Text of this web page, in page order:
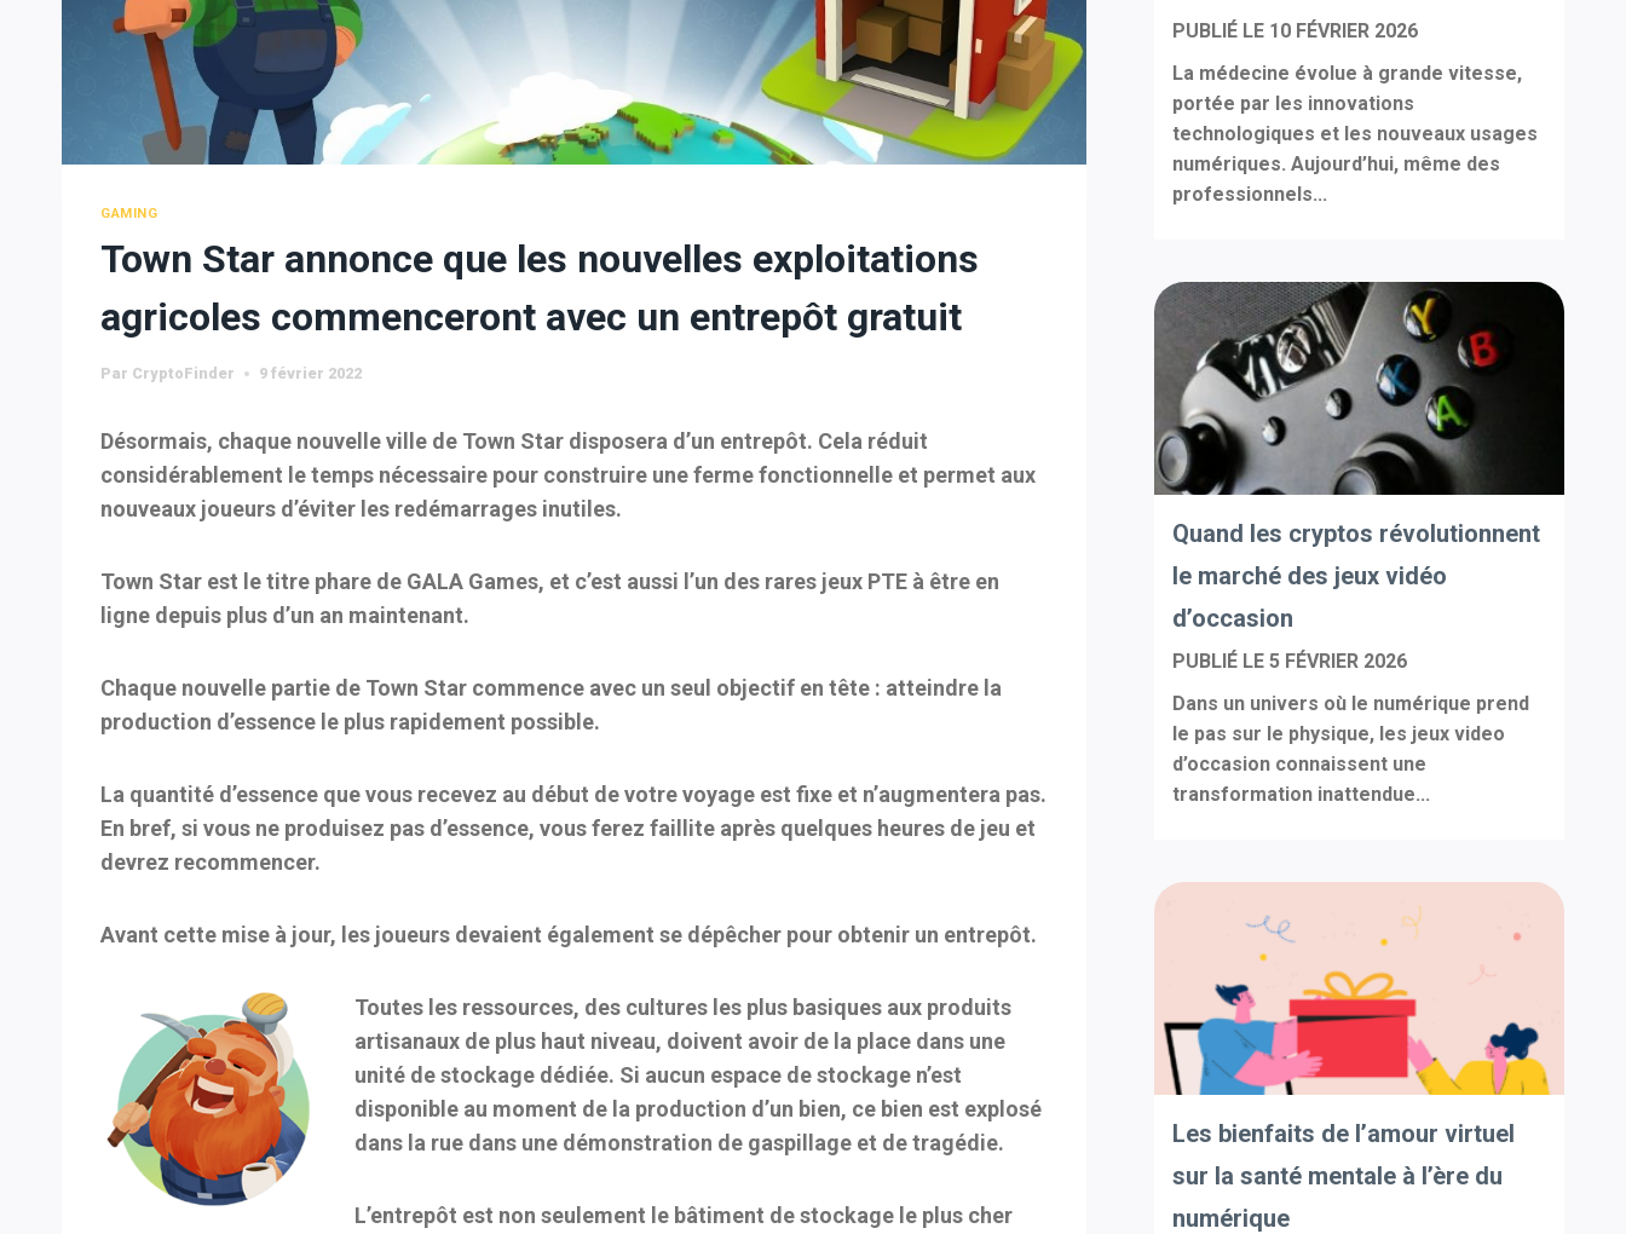
GAMING
Town Star annonce que les nouvelles exploitations
agricoles commenceront avec un entrepôt gratuit
Par CryptoFinder 9 février 2022
Désormais, chaque nouvelle ville de Town Star disposera d’un entrepôt. Cela réduit
considérablement le temps nécessaire pour construire une ferme fonctionnelle et permet aux
nouveaux joueurs d’éviter les redémarrages inutiles.
Town Star est le titre phare de GALA Games, et c’est aussi l’un des rares jeux PTE à être en
ligne depuis plus d’un an maintenant.
Chaque nouvelle partie de Town Star commence avec un seul objectif en tête : atteindre la
production d’essence le plus rapidement possible.
La quantité d’essence que vous recevez au début de votre voyage est fixe et n’augmentera pas.
En bref, si vous ne produisez pas d’essence, vous ferez faillite après quelques heures de jeu et
devrez recommencer.
Avant cette mise à jour, les joueurs devaient également se dépêcher pour obtenir un entrepôt.
Toutes les ressources, des cultures les plus basiques aux produits
artisanaux de plus haut niveau, doivent avoir de la place dans une
unité de stockage dédiée. Si aucun espace de stockage n’est
disponible au moment de la production d’un bien, ce bien est explosé
dans la rue dans une démonstration de gaspillage et de tragédie.
L’entrepôt est non seulement le bâtiment de stockage le plus cher
PUBLIÉ LE 10 FÉVRIER 2026
La médecine évolue à grande vitesse,
portée par les innovations
technologiques et les nouveaux usages
numériques. Aujourd’hui, même des
professionnels...
Quand les cryptos révolutionnent
le marché des jeux vidéo
d’occasion
PUBLIÉ LE5 FÉVRIER 2026
Dans un univers où le numérique prend
le pas sur le physique, les jeux video
d’occasion connaissent une
transformation inattendue...
Les bienfaits de l’amour virtuel
sur la santé mentale à l’ère du
numérique